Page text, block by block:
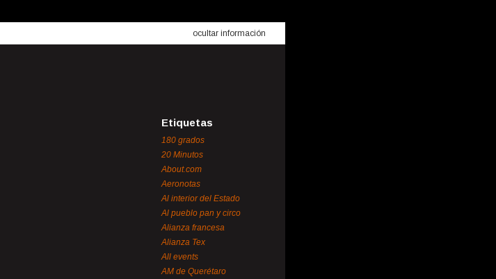
ocultar información
Etiquetas
180 grados
20 Minutos
About.com
Aeronotas
Al interior del Estado
Al pueblo pan y circo
Alianza francesa
Alianza Tex
All events
AM de Querétaro